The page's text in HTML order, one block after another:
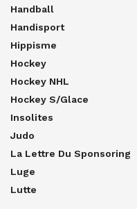
Handball
Handisport
Hippisme
Hockey
Hockey NHL
Hockey S/glace
Insolites
Judo
La Lettre Du Sponsoring
Luge
Lutte